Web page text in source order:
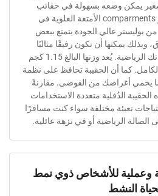
بسهولة في حقائب
السيارات أو الخزائن أو comparments الأمتعة العلوية في
الجودة يتمتع ببعض
أن تكون رفيقًا مثاليًا
لرحلاتك المتكررة ونشاطاتك الرياضية. يُعد وزنها البالغ 1.15 كجم
الحقيبة تحافظ على نظمة
من الفوضى. مقارنةً
متعددة الاستخدامات
سواء كنت مسافرًا
أو في نزهة عائلية.
ذوي نمط